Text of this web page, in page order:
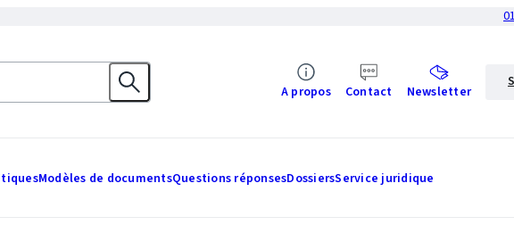
A propos Contact Newsletter
Modèles de documentsQuestions réponsesDossiersService juridique